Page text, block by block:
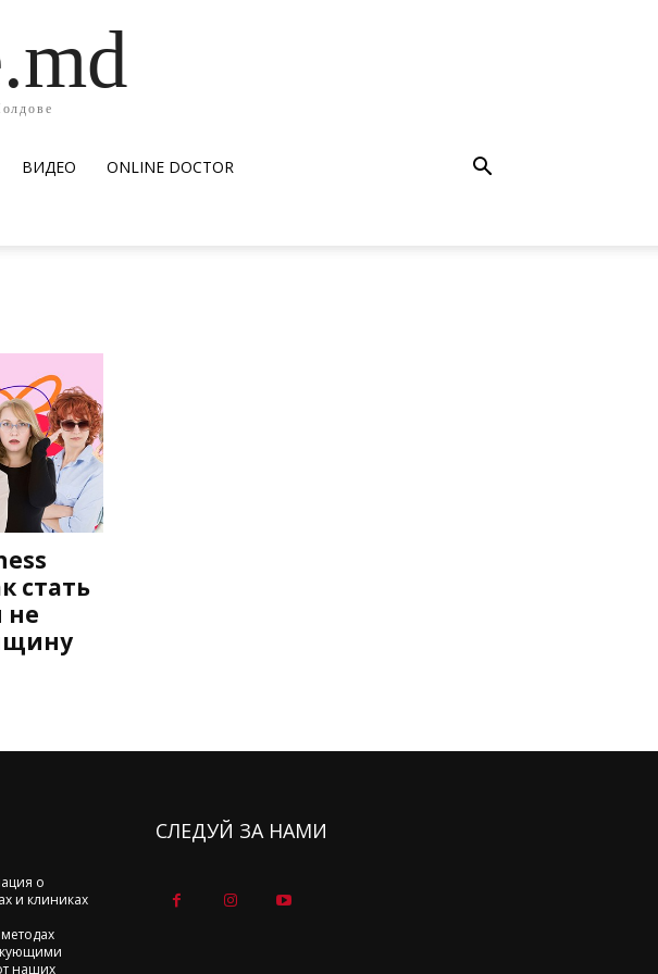
ВИДЕО ОNLINE DOCTOR
стать
не
о
и клиниках
наших
СЛЕДУЙ ЗА НАМИ